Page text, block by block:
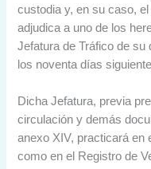
custodia y, en su caso,
adjudica a uno de los
Jefatura de Tráfico de su
los noventa días
Dicha Jefatura, previa
circulación y demás
anexo XIV, practicará en
como en el Registro de